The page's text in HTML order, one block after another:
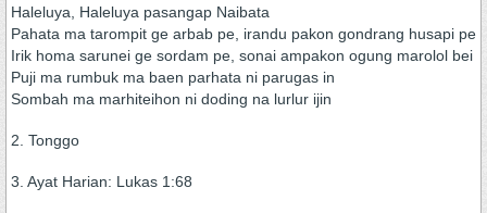
Haleluya, Haleluya pasangap Naibata
Pahata ma tarompit ge arbab pe, irandu pakon gondrang husapi pe
Irik homa sarunei ge sordam pe, sonai ampakon ogung marolol bei
Puji ma rumbuk ma baen parhata ni parugas in
Sombah ma marhiteihon ni doding na lurlur ijin
2. Tonggo
3. Ayat Harian: Lukas 1:68